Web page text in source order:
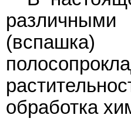
(вспашка)
обработка